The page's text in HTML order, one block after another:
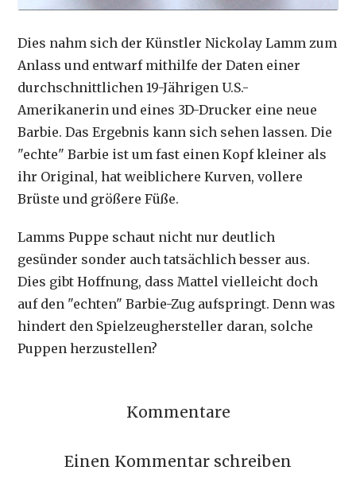
Dies nahm sich der Künstler Nickolay Lamm zum
Anlass und entwarf mithilfe der Daten einer
durchschnittlichen 19-Jährigen U.S.-
Amerikanerin und eines 3D-Drucker eine neue
Barbie. Das Ergebnis kann sich sehen lassen. Die
"echte" Barbie ist um fast einen Kopf kleiner als
ihr Original, hat weiblichere Kurven, vollere
Brüste und größere Füße.
Lamms Puppe schaut nicht nur deutlich
gesünder sonder auch tatsächlich besser aus.
Dies gibt Hoffnung, dass Mattel vielleicht doch
auf den "echten" Barbie-Zug aufspringt. Denn was
hindert den Spielzeughersteller daran, solche
Puppen herzustellen?
Kommentare
Einen Kommentar schreiben